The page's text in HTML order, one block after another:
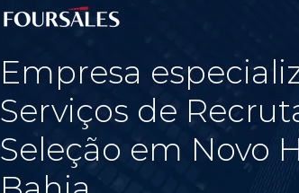
Empresa
Serviços de
Seleção em Novo